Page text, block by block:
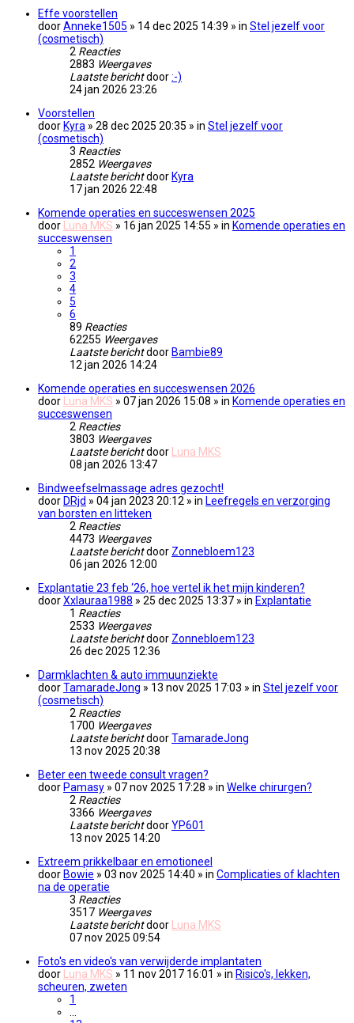
Effe voorstellen
doorAnneke1505 » 14 dec 2025 14:39 » in Stel jezelf voor
(cosmetisch)
2 Reacties
2883 Weergaves
Laatste berichtdoor:-)
24 jan 2026 23:26
Voorstellen
door Kyra » 28 dec 2025 20:35 » in Stel jezelf voor
(cosmetisch)
3 Reacties
2852 Weergaves
Laatste berichtdoor Kyra
17 jan 2026 22:48
Komende operaties en succeswensen 2025
door
Luna MKS » 16 jan 2025 14:55 » in Komende operaties en
succeswensen
1
2
3
4
5
6
89 Reacties
62255 Weergaves
Laatste berichtdoor Bambie89
12 jan 2026 14:24
Komende operaties en succeswensen 2026
door
Luna MKS » 07 jan 2026 15:08 » in Komende operaties en
succeswensen
2 Reacties
3803 Weergaves
Laatste berichtdoor
Luna MKS
08 jan 2026 13:47
Bindweefselmassage adres gezocht!
door DRjd » 04 jan 2023 20:12 » in Leefregels en verzorging
van borsten en litteken
2 Reacties
4473 Weergaves
Laatste berichtdoor Zonnebloem123
06 jan 2026 12:00
Explantatie 23 feb ‘26, hoe vertel ik het mijn kinderen?
doorXxlauraa1988 » 25 dec 2025 13:37 » in Explantatie
1 Reacties
2533 Weergaves
Laatste berichtdoor Zonnebloem123
26 dec 2025 12:36
Darmklachten & auto immuunziekte
doorTamaradeJong » 13 nov 2025 17:03 » in Stel jezelf voor
(cosmetisch)
2 Reacties
1700 Weergaves
Laatste berichtdoorTamaradeJong
13 nov 2025 20:38
Beter een tweede consult vragen?
door Pamasy » 07 nov 2025 17:28 » in Welke chirurgen?
2 Reacties
3366 Weergaves
Laatste berichtdoorYP601
13 nov 2025 14:20
Extreem prikkelbaar en emotioneel
door Bowie » 03 nov 2025 14:40 » in Complicaties of klachten
na de operatie
3 Reacties
3517 Weergaves
Laatste berichtdoor
Luna MKS
07 nov 2025 09:54
Foto's en video's van verwijderde implantaten
door
Luna MKS » 11 nov 2017 16:01 » in Risico's, lekken,
scheuren, zweten
1